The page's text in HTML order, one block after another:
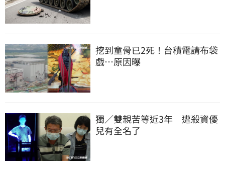
挖到童骨已2死！台積電請布袋
戲…原因曝
獨／雙親苦等近3年　遭殺資優
兒有全名了